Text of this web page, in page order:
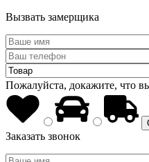
Вызвать замерщика
Пожалуйста, докажите, что
Заказать звонок